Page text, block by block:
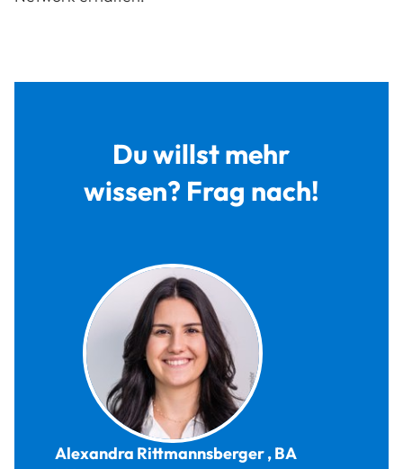
Du willst mehr
wissen? Frag nach!
Alexandra Rittmannsberger,BA